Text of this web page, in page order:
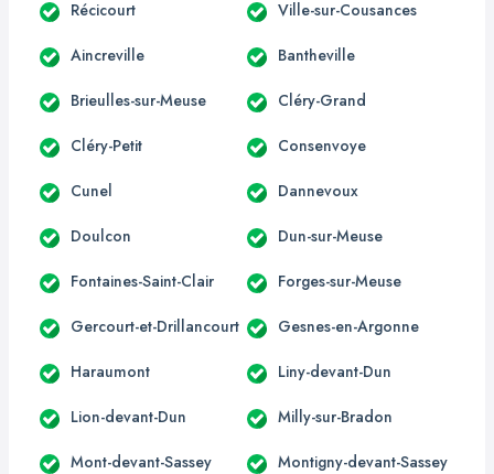
Récicourt Ville-sur-Cousances
Aincreville Bantheville
Brieulles-sur-Meuse Cléry-Grand
Cléry-Petit Consenvoye
Cunel Dannevoux
Doulcon Dun-sur-Meuse
Fontaines-Saint-Clair Forges-sur-Meuse
Gercourt-et-Drillancourt Gesnes-en-Argonne
Haraumont Liny-devant-Dun
Lion-devant-Dun Milly-sur-Bradon
Mont-devant-Sassey Montigny-devant-Sassey